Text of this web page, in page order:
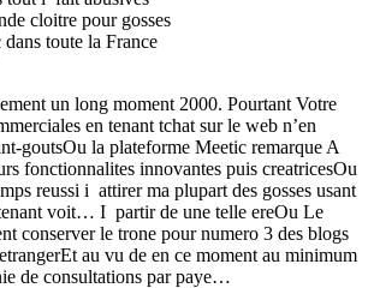
cloitre pour gosses
toute la France
un long moment 2000. Pourtant Votre
en tenant tchat sur le web n’en
goutsOu la plateforme Meetic remarque A
fonctionnalites innovantes puis creatricesOu
reussi i attirer ma plupart des gosses usant
voit… I partir de une telle ereOu Le
conserver le trone pour numero 3 des blogs
au vu de en ce moment au minimum
de consultations par paye…